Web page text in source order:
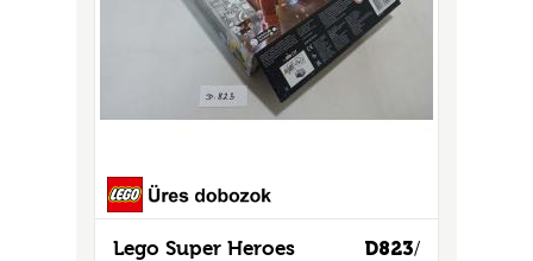
D823/
Lego Super Heroes